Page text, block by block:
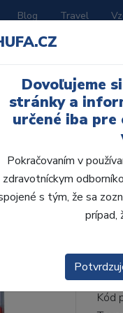
Blog Travel
I61-
•
Kód
Dovoľujeme
stránky a
určené iba
Pokračovaním v
zdravotníckym
s tým, že sa
prípad,